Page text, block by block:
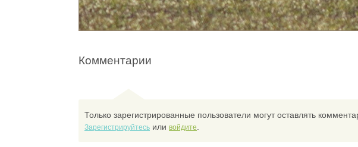
Комментарии
Только зарегистрированные пользователи могут оставлять
Зарегистрируйтесь или войдите